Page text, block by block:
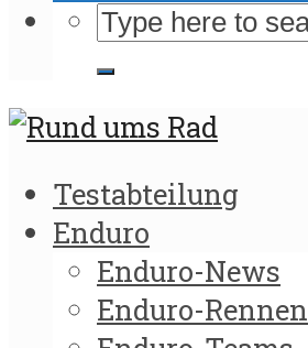
Testabteilung
Enduro
Enduro-News
Enduro-Rennen